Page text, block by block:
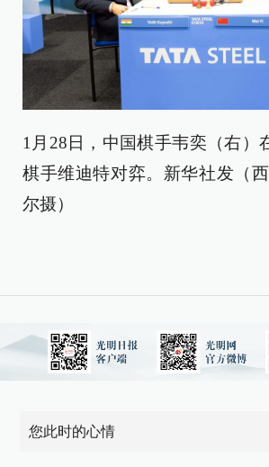
1月28日，中国棋手韦奕（右）
棋手维迪特对弈。新华社发（
尔摄）
您此时的心情